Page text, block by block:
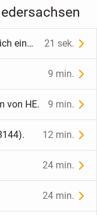
Neuwertiges Lasten Rad mit Nachträglich eingebauten Pendix Motor mit reichhaltigen Zubehör 21 sek.
9 min.
von HE. 9 min.
12 min.
24 min.
24 min.